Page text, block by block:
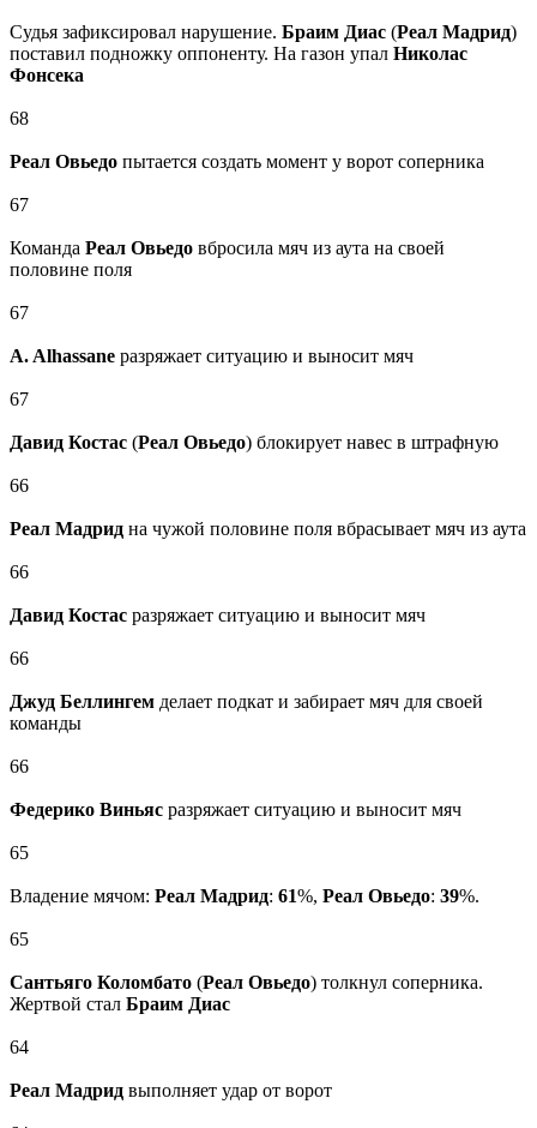
Судья зафиксировал нарушение. Браим Диас (Реал Мадрид)
поставил подножку оппоненту. На газон упал Николас
Фонсека
68
Реал Овьедо пытается создать момент у ворот соперника
67
Команда Реал Овьедо вбросила мяч из аута на своей
половине поля
67
A. Alhassane разряжает ситуацию и выносит мяч
67
Давид Костас (Реал Овьедо) блокирует навес в штрафную
66
Реал Мадрид на чужой половине поля вбрасывает мяч из аута
66
Давид Костас разряжает ситуацию и выносит мяч
66
Джуд Беллингем делает подкат и забирает мяч для своей
команды
66
Федерико Виньяс разряжает ситуацию и выносит мяч
65
Владение мячом: Реал Мадрид: 61%, Реал Овьедо: 39%.
65
Сантьяго Коломбато (Реал Овьедо) толкнул соперника.
Жертвой стал Браим Диас
64
Реал Мадрид выполняет удар от ворот